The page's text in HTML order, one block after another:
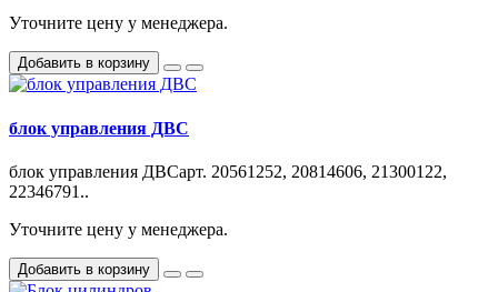
Уточните цену у менеджера.
Добавить в корзину
блок управления ДВС
блок управления ДВСарт. 20561252, 20814606, 21300122,
22346791..
Уточните цену у менеджера.
Добавить в корзину